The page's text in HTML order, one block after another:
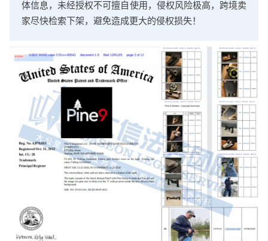
体信息，未经授权不可擅自使用，侵权风险极高，跨境卖
家尽快检索下架，避免造成更大的侵权损失！